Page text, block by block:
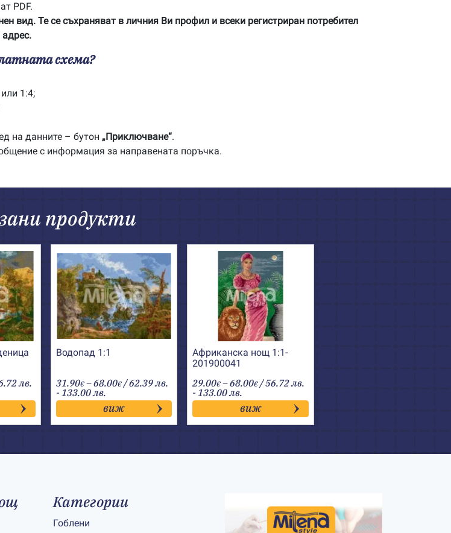
PDF.
вид. Те се съхраняват в личния Ви профил и всеки регистриран потребител
схема?
1:4;
на данните – бутон „Приключване“.
с информация за направената поръчка.
продукти
лв.
Водопад 1:1
31.90€ –68.00€Price
range:
31.90€
through
68.00€
/ 62.39 лв.
- 133.00 лв.
виж
Африканска нощ 1:1-
201900041
29.00€ –68.00€Price
range:
29.00€
through
68.00€
/ 56.72 лв.
- 133.00 лв.
виж
Категории
Гоблени